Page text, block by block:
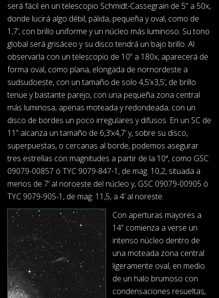
será fácil en un telescopio Schmidt-Cassegrain de 5” a 50x,
donde lucirá algo débil, pálida, pequeña y oval, como de
1,7’, con brillo uniforme y un núcleo más luminoso. Su tono
global será grisáceo y su disco tendrá un bajo brillo. Al
observarla con un telescopio de 10” a 180x, aparecerá de
forma oval, como plana, elongada de nornordeste a
sudsudoeste, con un tamaño de solo 4,5’x3,5’, de brillo
tenue y bastante parejo, con una pequeña zona central
más luminosa, apenas moteada y redondeada; con un
disco de bordes un poco irregulares y difusos. En un SC de
11” alcanza un tamaño de 6,3’x4,7’ y, sobre su disco,
superpuestas, o cercanas al borde, podemos asegurar
tres estrellas con magnitudes a partir de la 10ª, como GSC
09079-00857 ó TYC 9079-847-1, de mag. 10,2, situada a
menos de 7’ al noroeste del núcleo y, GSC 09079-00905 ó
TYC 9079-905-1, de mag. 11,5, a 4’ al noreste.
Con aperturas mayores a
14” comienza a verse un
intenso núcleo dentro de
una moteada zona central
ligeramente oval, en medio
de un halo brumoso con
condensaciones resueltas,